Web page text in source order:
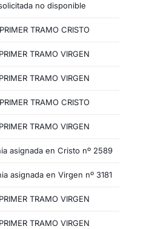
no disponible
TRAMO CRISTO
TRAMO VIRGEN
TRAMO VIRGEN
TRAMO CRISTO
TRAMO VIRGEN
asignada en Cristo nº 2589
asignada en Virgen nº 3181
TRAMO VIRGEN
TRAMO VIRGEN